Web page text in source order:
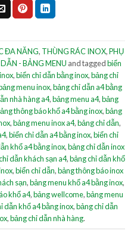
ĐA NĂNG, THÙNG RÁC INOX,PHỤ
- BẢNG MENU and taggedbiển
,biển chỉ dẫn bằng inox,bảng chỉ
menu inox,bảng chỉ dẫn a4 bằng
nhà hàng a4,bảng menu a4,bảng
thông báo khổ a4 bằng inox,bảng
,bảng menu inox a4,bảng chỉ dẫn,
,biển chỉ dẫn a4 bằng inox,biển chỉ
khổ a4 bằng inox,bảng chỉ dẫn inox
dẫn khách sạn a4,bảng chỉ dẫn khổ
,biển chỉ dẫn,bảng thông báo inox
sạn,bảng menu khổ a4 bằng inox,
khổ a4,bảng wellcome,bảng menu
dẫn khổ a4 bằng inox,bảng chỉ dẫn
,bảng chỉ dẫn nhà hàng.